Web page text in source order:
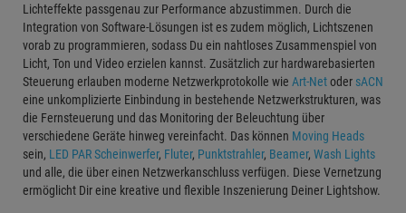
Lichteffekte passgenau zur Performance abzustimmen. Durch die
Integration von Software-Lösungen ist es zudem möglich, Lichtszenen
vorab zu programmieren, sodass Du ein nahtloses Zusammenspiel von
Licht, Ton und Video erzielen kannst. Zusätzlich zur hardwarebasierten
Steuerung erlauben moderne Netzwerkprotokolle wie Art-Netoder sACN
eine unkomplizierte Einbindung in bestehende Netzwerkstrukturen, was
die Fernsteuerung und das Monitoring der Beleuchtung über
verschiedene Geräte hinweg vereinfacht. Das können Moving Heads
sein, LED PAR Scheinwerfer, Fluter, Punktstrahler, Beamer, Wash Lights
und alle, die über einen Netzwerkanschluss verfügen. Diese Vernetzung
ermöglicht Dir eine kreative und flexible Inszenierung Deiner Lightshow.